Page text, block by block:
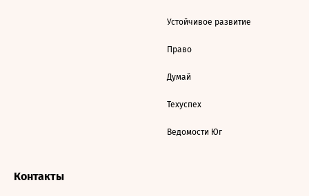
Устойчивое развитие
Право
Думай
Техуспех
Ведомости Юг
Контакты